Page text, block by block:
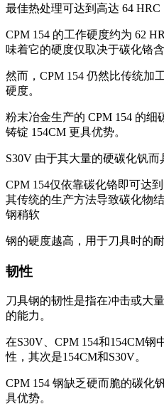
最佳热处理可达到高达 64 HRC
CPM 154 的工作硬度约为 62
味着它的硬度仅取决于碳化铬含
然而，CPM 154 仍然比传统加
硬度。
粉末冶金生产的 CPM 154 的
铸锭 154CM 更具优势。
S30V 由于其大量的硬碳化钒而
CPM 154仅依靠碳化铬即可达
其传统的生产方法导致碳化物
钢稍软
钢的硬度越高，用于刀具时的
韧性
刀具钢的韧性是指在冲击或大
的能力。
在S30V、CPM 154和154CM钢
性，其次是154CM和S30V。
CPM 154 钢缺乏硬而脆的碳化
具优势。